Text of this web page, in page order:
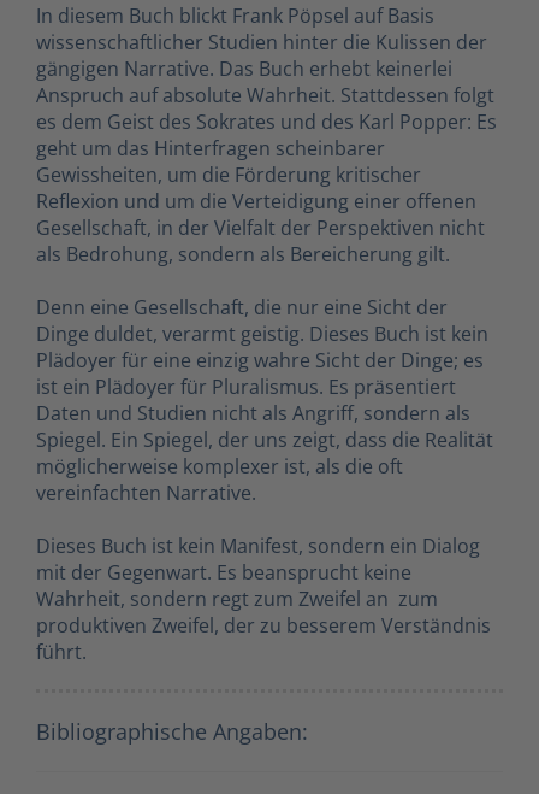
In diesem Buch blickt Frank Pöpsel auf Basis
wissenschaftlicher Studien hinter die Kulissen der
gängigen Narrative. Das Buch erhebt keinerlei
Anspruch auf absolute Wahrheit. Stattdessen folgt
es dem Geist des Sokrates und des Karl Popper: Es
geht um das Hinterfragen scheinbarer
Gewissheiten, um die Förderung kritischer
Reflexion und um die Verteidigung einer offenen
Gesellschaft, in der Vielfalt der Perspektiven nicht
als Bedrohung, sondern als Bereicherung gilt.
Denn eine Gesellschaft, die nur eine Sicht der
Dinge duldet, verarmt geistig. Dieses Buch ist kein
Plädoyer für eine einzig wahre Sicht der Dinge; es
ist ein Plädoyer für Pluralismus. Es präsentiert
Daten und Studien nicht als Angriff, sondern als
Spiegel. Ein Spiegel, der uns zeigt, dass die Realität
möglicherweise komplexer ist, als die oft
vereinfachten Narrative.
Dieses Buch ist kein Manifest, sondern ein Dialog
mit der Gegenwart. Es beansprucht keine
Wahrheit, sondern regt zum Zweifel an  zum
produktiven Zweifel, der zu besserem Verständnis
führt.
Bibliographische Angaben: